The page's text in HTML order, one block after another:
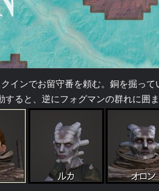
インでお留守番を頼む。銅を掘って
すると、逆にフォグマンの群れに囲